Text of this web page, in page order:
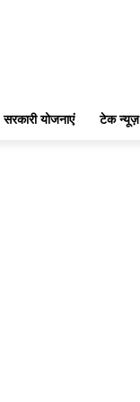
सरकारी योजनाएं टेक न्यूज़